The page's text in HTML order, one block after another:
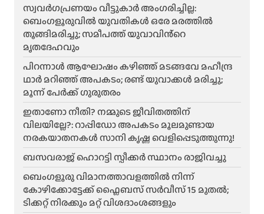
സ്വവർഗപ്രണയം വീട്ടുകാർ അംഗരിച്ചില്ല:
ബെംഗളൂരുവിൽ യുവതികൾ ഒരേ മരത്തിൽ
തൂങ്ങിമരിച്ചു; സമീപത്ത് യുവാവിൻ്റെ
മൃതദേഹവും
പിറന്നാൾ ആഘോഷം കഴിഞ്ഞ് മടങ്ങവേ മഹീന്ദ്ര
ഥാർ മറിഞ്ഞ് അപകടം; രണ്ട് യുവാക്കൾ മരിച്ചു;
മൂന്ന് പേർക്ക് ഗുരുതരം
ഇതാണോ നീതി? നമ്മുടെ ജീവിതത്തിന്
വിലയില്ലേ?: റാപ്പിഡോ അപകടം മൂലമുണ്ടായ
നരകയാതനകൾ സാനി കൃഷ്ണ വെളിപ്പെടുത്തുന്നു!
ബസവരാജ് ഹൊറട്ടി സ്പീക്കർ സ്ഥാനം രാജിവച്ചു
ബെംഗളൂരു വിമാനത്താവളത്തിൽ നിന്ന്
കോഴിക്കോട്ടേക്ക് ഫ്ലൈബസ് സർവീസ് 15 മുതൽ;
ടിക്കറ്റ് നിരക്കും മറ്റ് വിശദാംശങ്ങളും